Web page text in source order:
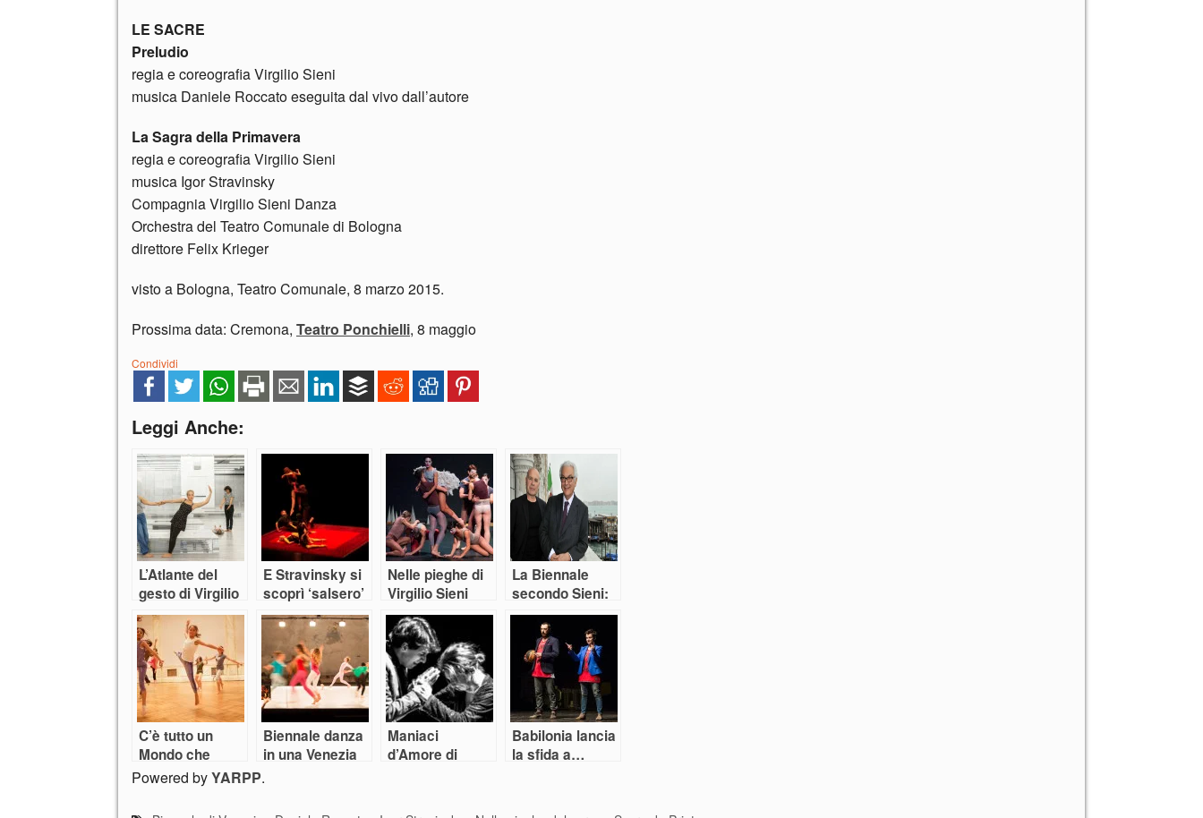
LE SACRE
Preludio
regia e coreografia Virgilio Sieni
musica Daniele Roccato eseguita dal vivo dall’autore
La Sagra della Primavera
regia e coreografia Virgilio Sieni
musica Igor Stravinsky
Compagnia Virgilio Sieni Danza
Orchestra del Teatro Comunale di Bologna
direttore Felix Krieger
visto a Bologna, Teatro Comunale, 8 marzo 2015.
Prossima data: Cremona, Teatro Ponchielli, 8 maggio
Condividi
Leggi Anche:
L’Atlante del
gesto di Virgilio
Sieni
E Stravinsky si
scoprì ‘salsero’
grazie ad
Emanuel Gat
Nelle pieghe di
Virgilio Sieni
La Biennale
secondo Sieni:
una paideia in
danza
C’è tutto un
Mondo che
danza alla
Biennale di
Sieni
Biennale danza
in una Venezia
Maniaci
d’Amore di
Babilonia lancia
la sfida a…
Powered byYARPP.